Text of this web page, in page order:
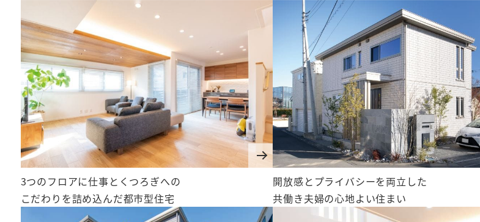
ご相談・お問い合わせ
カタログ請求
「住まい選び」ガイド 家づくり相談窓口 間取り作成 メルマガ登録 お問い合わせ一覧
3つのフロアに仕事とくつろぎへの
こだわりを詰め込んだ都市型住宅
開放感とプライバシーを両立した
共働き夫婦の心地よい住まい